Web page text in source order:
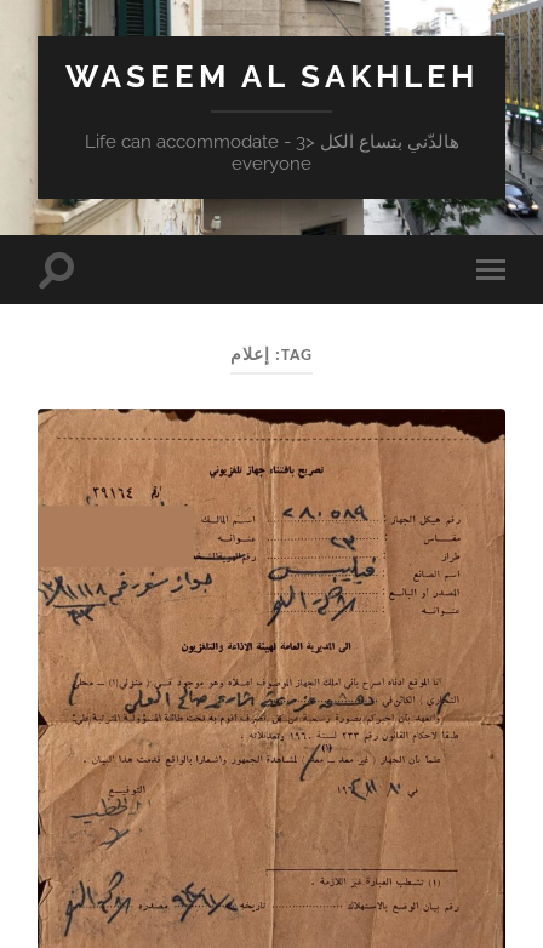
WASEEM AL SAKHLEH
هالدّني بتساع الكل <3 - Life can accommodate
everyone
mobile
Toggle
TAG: إعلام